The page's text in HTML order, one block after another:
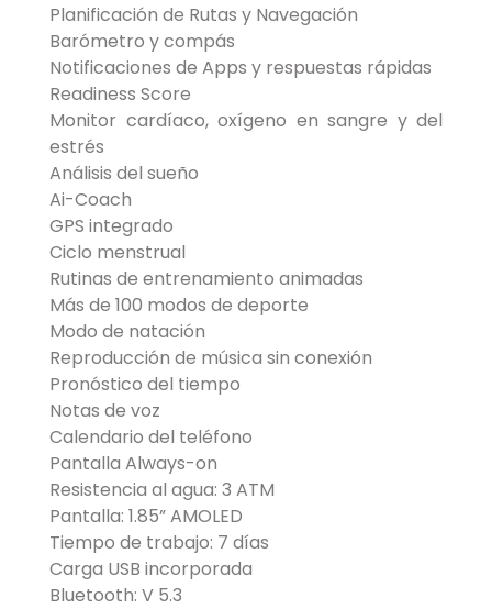
Planificación de Rutas y Navegación
Barómetro y compás
Notificaciones de Apps y respuestas rápidas
Readiness Score
Monitor cardíaco, oxígeno en sangre y del
estrés
Análisis del sueño
Ai-Coach
GPS integrado
Ciclo menstrual
Rutinas de entrenamiento animadas
Más de 100 modos de deporte
Modo de natación
Reproducción de música sin conexión
Pronóstico del tiempo
Notas de voz
Calendario del teléfono
Pantalla Always-on
Resistencia al agua: 3 ATM
Pantalla: 1.85” AMOLED
Tiempo de trabajo: 7 días
Carga USB incorporada
Bluetooth: V 5.3